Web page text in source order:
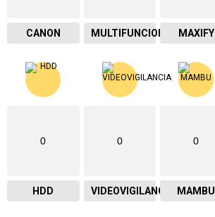
CANON MULTIFUNCIONAL MAXIFY
0
HDD
0
VIDEOVIGILANCIA
0
MAMBU